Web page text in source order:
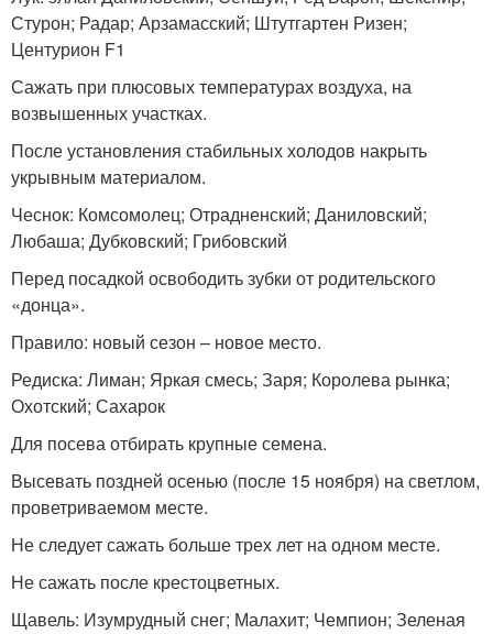
Стурон; Радар; Арзамасский; Штутгартен Ризен;
Центурион F1
Сажать при плюсовых температурах воздуха, на
возвышенных участках.
После установления стабильных холодов накрыть
укрывным материалом.
Чеснок: Комсомолец; Отрадненский; Даниловский;
Любаша; Дубковский; Грибовский
Перед посадкой освободить зубки от родительского
«донца».
Правило: новый сезон – новое место.
Редиска: Лиман; Яркая смесь; Заря; Королева рынка;
Охотский; Сахарок
Для посева отбирать крупные семена.
Высевать поздней осенью (после 15 ноября) на светлом,
проветриваемом месте.
Не следует сажать больше трех лет на одном месте.
Не сажать после крестоцветных.
Щавель: Изумрудный снег; Малахит; Чемпион; Зеленая